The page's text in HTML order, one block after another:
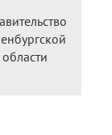
области